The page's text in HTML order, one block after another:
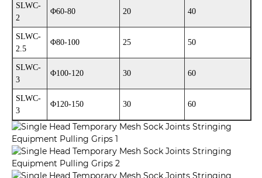
SLWC-
2
Φ60-80 20 40
SLWC-
2.5
Φ80-100 25 50
SLWC-
3
Φ100-120 30 60
SLWC-
3
Φ120-150 30 60